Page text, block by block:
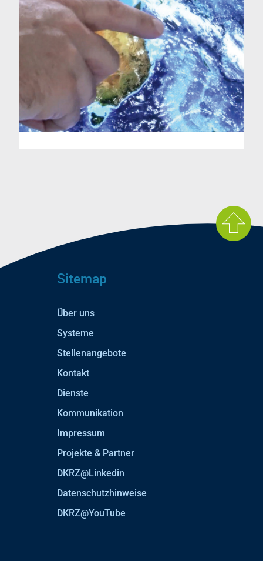
Sitemap
Über uns
Systeme
Stellenangebote
Kontakt
Dienste
Kommunikation
Impressum
Projekte & Partner
DKRZ@Linkedin
Datenschutzhinweise
DKRZ@YouTube